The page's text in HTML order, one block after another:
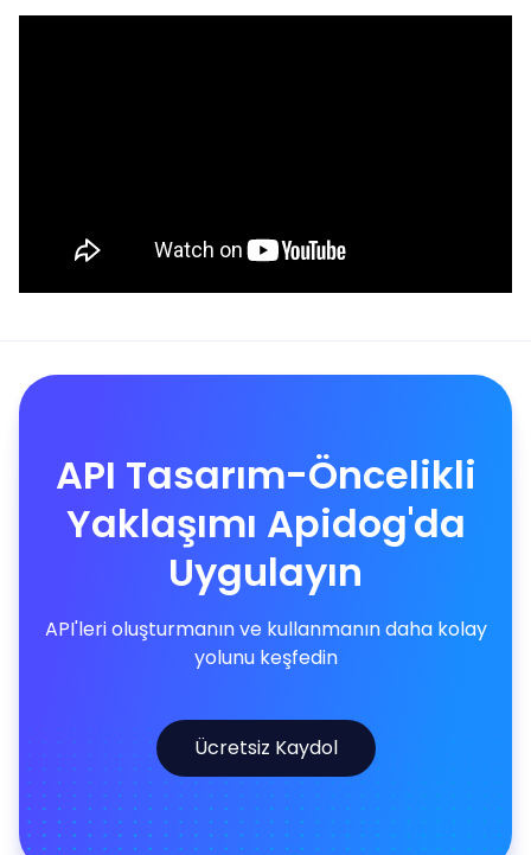
API Tasarım-Öncelikli
Yaklaşımı Apidog'da
Uygulayın
API'leri oluşturmanın ve kullanmanın daha kolay
yolunu keşfedin
Ücretsiz Kaydol